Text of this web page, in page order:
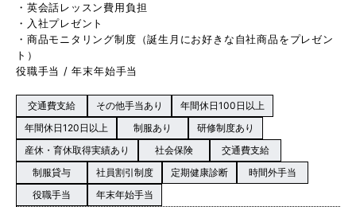
・英会話レッスン費用負担
・入社プレゼント
・商品モニタリング制度（誕生月にお好きな自社商品をプレゼン
ト）
役職手当 / 年末年始手当
交通費支給 その他手当あり
年間休日100日以上
年間休日120日以上
制服あり
研修制度あり
産休・育休取得実績あり
社会保険
交通費支給
制服貸与
社員割引制度 定期健康診断
時間外手当
役職手当
年末年始手当